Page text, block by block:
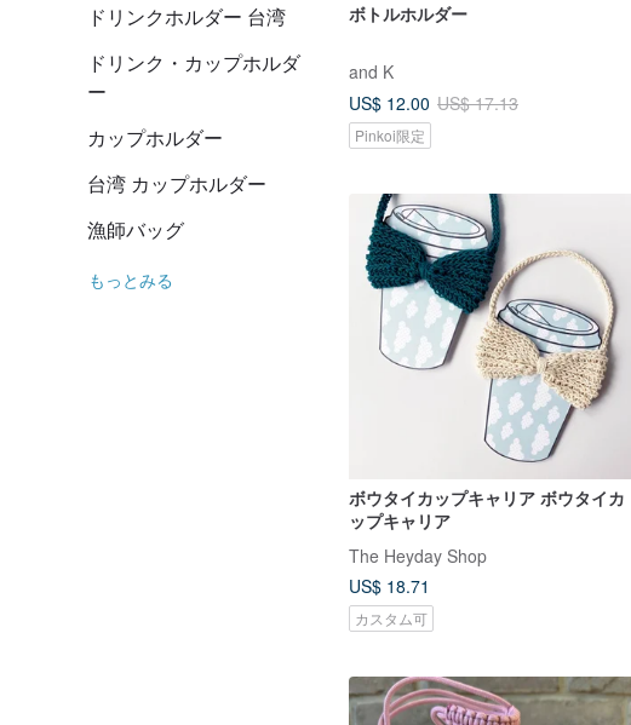
ドリンクホルダー 台湾
ドリンク・カップホルダ
ー
カップホルダー
台湾 カップホルダー
漁師バッグ
もっとみる
ボトルホルダー
and K
US$ 12.00 US$ 17.13
Pinkoi限定
ボウタイカップキャリア ボウタイカ
ップキャリア
The Heyday Shop
US$ 18.71
カスタム可